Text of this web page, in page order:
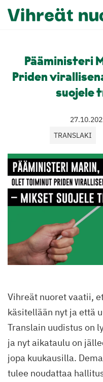
Pääministeri
Priden
suojele
TRANSLAKI
Vihreät nuoret vaatii,
käsitellään nyt ja että
Translain uudistus on
ja nyt aikataulu on
jopa kuukausilla.
tulee noudattaa